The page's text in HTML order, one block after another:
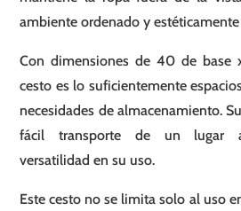
ambiente ordenado y estéticamente
Con dimensiones de 40 de
cesto es lo suficientemente
necesidades de almacenamiento.
fácil transporte de un lugar
versatilidad en su uso.
Este cesto no se limita solo al uso